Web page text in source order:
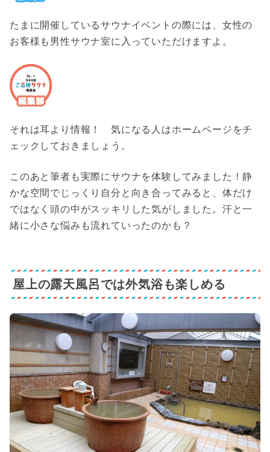
たまに開催しているサウナイベントの際には、女性の
お客様も男性サウナ室に入っていただけますよ。
それは耳より情報！ 気になる人はホームページをチ
ェックしておきましょう。
このあと筆者も実際にサウナを体験してみました！静
かな空間でじっくり自分と向き合ってみると、体だけ
ではなく頭の中がスッキリした気がしました。汗と一
緒に小さな悩みも流れていったのかも？
屋上の露天風呂では外気浴も楽しめる